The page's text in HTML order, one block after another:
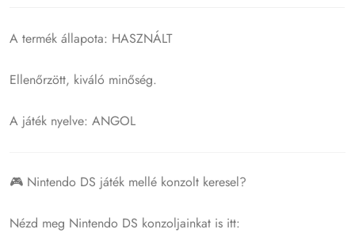
A termék állapota: HASZNÁLT
Ellenőrzött, kiváló minőség.
A játék nyelve: ANGOL
🎮 Nintendo DS játék mellé konzolt keresel?
Nézd meg Nintendo DS konzoljainkat is itt: